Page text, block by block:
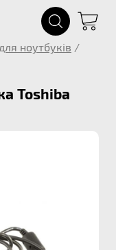
ноутбуків /
Toshiba